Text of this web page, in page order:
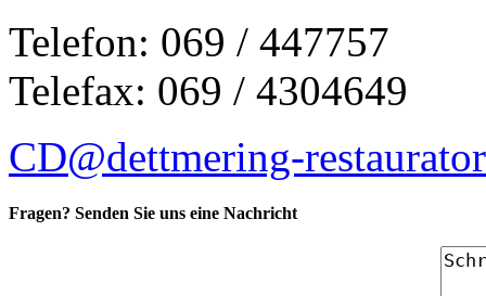
Telefon: 069 / 447757
Telefax: 069 / 4304649
CD@dettmering-
Fragen? Senden Sie uns eine Nachricht